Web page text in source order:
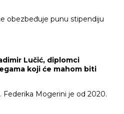
obezbeđuje punu stipendiju
Lučić, diplomci
koji će mahom biti
Federika Mogerini je od 2020.